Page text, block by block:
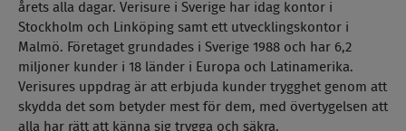
årets alla dagar. Verisure i Sverige har idag kontor i
Stockholm och Linköping samt ett utvecklingskontor i
Malmö. Företaget grundades i Sverige 1988 och har 6,2
miljoner kunder i 18 länder i Europa och Latinamerika.
Verisures uppdrag är att erbjuda kunder trygghet genom att
skydda det som betyder mest för dem, med övertygelsen att
alla har rätt att känna sig trygga och säkra.